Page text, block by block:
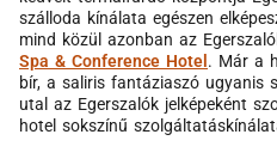
szálloda kínálata egészen
mind közül azonban az
Spa & Conference Hotel . Már a
bír, a saliris fantáziaszó ugyanis
utal az Egerszalók jelképeként
hotel sokszínű